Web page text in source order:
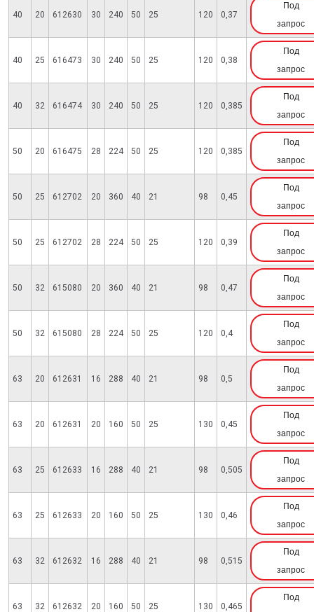
40 20 612630 30 240 50 25 120 0,37
Под
запрос
40 25 616473 30 240 50 25 120 0,38
Под
запрос
40 32 616474 30 240 50 25 120 0,385
Под
запрос
50 20 616475 28 224 50 25 120 0,385
Под
запрос
50 25 612702 20 360 40 21 98 0,45
Под
запрос
50 25 612702 28 224 50 25 120 0,39
Под
запрос
50 32 615080 20 360 40 21 98 0,47
Под
запрос
50 32 615080 28 224 50 25 120 0,4
Под
запрос
63 20 612631 16 288 40 21 98 0,5
Под
запрос
63 20 612631 20 160 50 25 130 0,45
Под
запрос
63 25 612633 16 288 40 21 98 0,505
Под
запрос
63 25 612633 20 160 50 25 130 0,46
Под
запрос
63 32 612632 16 288 40 21 98 0,515
Под
запрос
63 32 612632 20 160 50 25 130 0,465
Под